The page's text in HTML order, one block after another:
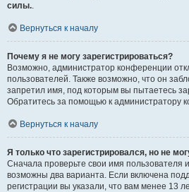
силы..
Вернуться к началу
Почему я не могу зарегистрироваться?
Возможно, администратор конференции
пользователей. Также возможно, что он
запретил имя, под которым вы пытаетесь
Обратитесь за помощью к администратору
Вернуться к началу
Я только что зарегистрировался, но не
Сначала проверьте свои имя пользователя
возможны два варианта. Если включена
регистрации вы указали, что вам менее 13